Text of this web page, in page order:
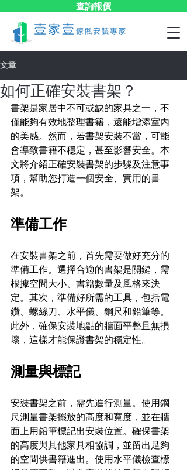
查詢報價
文章
如何正確安裝書架？
書架是家居中不可或缺的家具之一，不
僅能夠有效地整理書籍，還能增添室內
的美感。然而，若書架安裝不當，可能
會導致書籍不穩定，甚至影響安全。本
文將介紹正確安裝書架的步驟及注意事
項，幫助您打造一個安全、實用的書
架。
準備工作
在安裝書架之前，首先需要做好充分的
準備工作。選擇合適的書架是關鍵，需
根據空間大小、書籍數量及風格來決
定。其次，準備好所需的工具，包括電
鑽、螺絲刀、水平儀、鋼尺和鉛筆等。
此外，確保安裝地點的牆面平整且無損
壞，這樣才能保證書架的穩定性。
測量與標記
安裝書架之前，需先進行測量。使用鋼
尺測量書架擺放的高度和寬度，並在牆
面上用鉛筆標記出安裝位置。確保書架
的高度與其他家具相協調，並留出足夠
的空間供書籍進出。使用水平儀檢查標